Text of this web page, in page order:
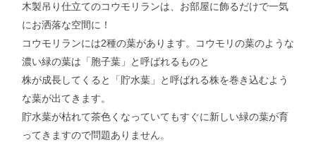
木製吊り仕立てのコウモリランは、お部屋に飾るだけで一気
にお洒落な空間に！
コウモリランには2種の葉があります。コウモリの葉のような
濃い緑の葉は「胞子葉」と呼ばれるものと
株が成長してくると「貯水葉」と呼ばれる株を巻き込むよう
な葉が出てきます。
貯水葉が枯れて茶色くなっていてもすぐに新しい緑の葉が育
ってきますので問題ありません。